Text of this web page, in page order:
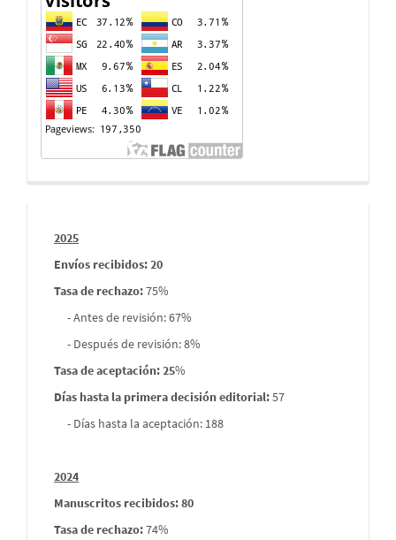
de
visitas
Informes
envios
2025
Envíos recibidos: 20
Tasa de rechazo:75%
- Antes de revisión: 67%
- Después de revisión: 8%
Tasa de aceptación: 25%
Días hasta la primera decisión editorial:57
- Días hasta la aceptación: 188
2024
Manuscritos recibidos: 80
Tasa de rechazo:74%